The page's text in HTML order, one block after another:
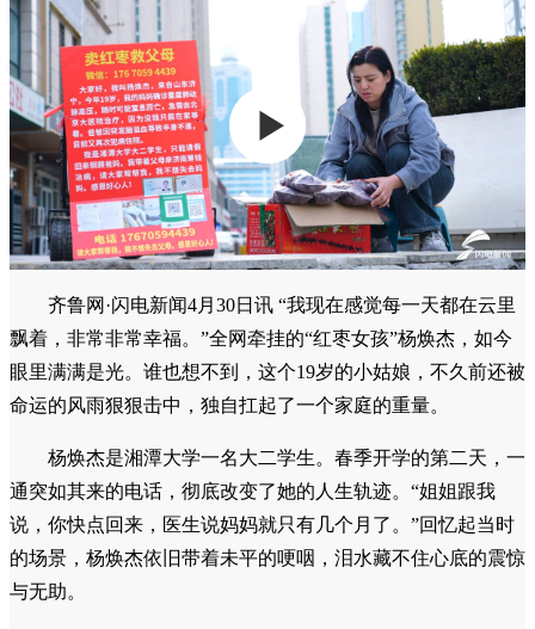
齐鲁网·闪电新闻4月30日讯 “我现在感觉每一天都在云里
飘着，非常非常幸福。”全网牵挂的“红枣女孩”杨焕杰，如今
眼里满满是光。谁也想不到，这个19岁的小姑娘，不久前还被
命运的风雨狠狠击中，独自扛起了一个家庭的重量。
杨焕杰是湘潭大学一名大二学生。春季开学的第二天，一
通突如其来的电话，彻底改变了她的人生轨迹。“姐姐跟我
说，你快点回来，医生说妈妈就只有几个月了。”回忆起当时
的场景，杨焕杰依旧带着未平的哽咽，泪水藏不住心底的震惊
与无助。